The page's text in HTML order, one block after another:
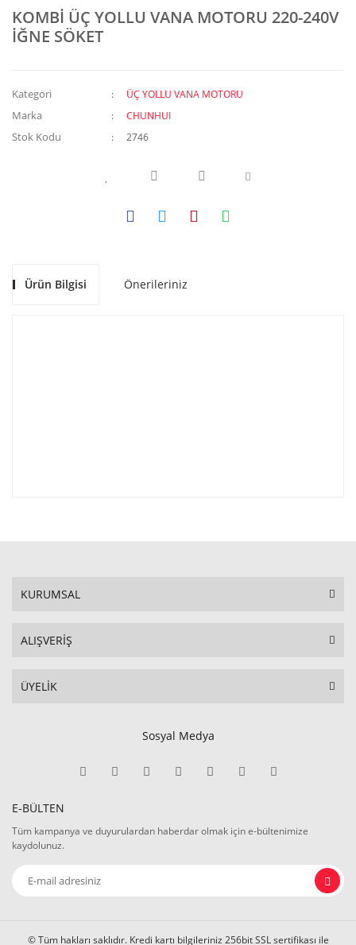
KOMBİ ÜÇ YOLLU VANA MOTORU 220-240V
İĞNE SÖKET
Kategori ÜÇ YOLLU VANA MOTORU
Marka CHUNHUI
Stok Kodu 2746
Ürün Bilgisi Önerileriniz
KURUMSAL
ALIŞVERİŞ
ÜYELİK
Sosyal Medya
E-BÜLTEN
Tüm kampanya ve duyurulardan haberdar olmak için e-bültenimize
kaydolunuz.
© Tüm hakları saklıdır. Kredi kartı bilgileriniz 256bit SSL sertifikası ile